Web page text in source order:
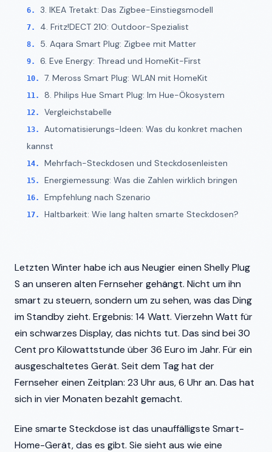
3. IKEA Tretakt: Das Zigbee-Einstiegsmodell
4. Fritz!DECT 210: Outdoor-Spezialist
5. Aqara Smart Plug: Zigbee mit Matter
6. Eve Energy: Thread und HomeKit-First
7. Meross Smart Plug: WLAN mit HomeKit
8. Philips Hue Smart Plug: Im Hue-Ökosystem
Vergleichstabelle
Automatisierungs-Ideen: Was du konkret machen
kannst
Mehrfach-Steckdosen und Steckdosenleisten
Energiemessung: Was die Zahlen wirklich bringen
Empfehlung nach Szenario
Haltbarkeit: Wie lang halten smarte Steckdosen?
Letzten Winter habe ich aus Neugier einen Shelly Plug
S an unseren alten Fernseher gehängt. Nicht um ihn
smart zu steuern, sondern um zu sehen, was das Ding
im Standby zieht. Ergebnis: 14 Watt. Vierzehn Watt für
ein schwarzes Display, das nichts tut. Das sind bei 30
Cent pro Kilowattstunde über 36 Euro im Jahr. Für ein
ausgeschaltetes Gerät. Seit dem Tag hat der
Fernseher einen Zeitplan: 23 Uhr aus, 6 Uhr an. Das hat
sich in vier Monaten bezahlt gemacht.
Eine smarte Steckdose ist das unauffälligste Smart-
Home-Gerät, das es gibt. Sie sieht aus wie eine